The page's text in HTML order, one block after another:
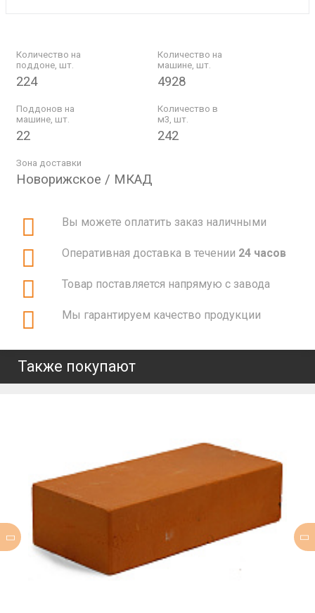
Количество на
поддоне, шт.
224
Количество на
машине, шт.
4928
Поддонов на
машине, шт.
22
Количество в
м3, шт.
242
Зона доставки
Новорижское / МКАД
Вы можете оплатить заказ наличными
Оперативная доставка в течении 24 часов
Товар поставляется напрямую с завода
Мы гарантируем качество продукции
Также покупают